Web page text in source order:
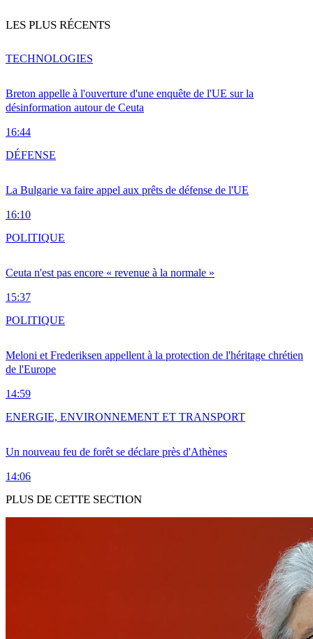
LES PLUS RÉCENTS
Breton appelle à l'ouverture d'une enquête de l'UE sur la
désinformation autour de Ceuta
16:44
TECHNOLOGIES
La Bulgarie va faire appel aux prêts de défense de l'UE
16:10
DÉFENSE
Ceuta n'est pas encore « revenue à la normale »
15:37
POLITIQUE
Meloni et Frederiksen appellent à la protection de l'héritage chrétien
de l'Europe
14:59
POLITIQUE
Un nouveau feu de forêt se déclare près d'Athènes
14:06
ENERGIE, ENVIRONNEMENT ET TRANSPORT
PLUS DE CETTE SECTION